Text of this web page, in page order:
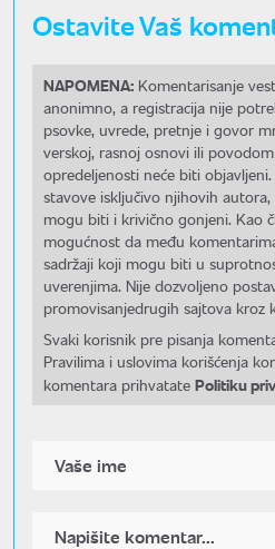
Ostavite Vaš
NAPOMENA: Komentarisanje
anonimno, a registracija nije
psovke, uvrede, pretnje i govor
verskoj, rasnoj osnovi ili
opredeljenosti neće biti
stavove isključivo njihovih
mogu biti i krivično gonjeni. Kao
mogućnost da među
sadržaji koji mogu biti u
uverenjima. Nije dozvoljeno
promovisanjedrugih sajtova kroz
Svaki korisnik pre pisanja
Pravilima i uslovima korišćenja
komentara prihvatate Politiku